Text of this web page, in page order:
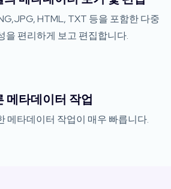
HTML, TXT 등을 포함한 다중
을 편리하게 보고 편집합니다.
메타데이터 작업
메타데이터 작업이 매우 빠릅니다.